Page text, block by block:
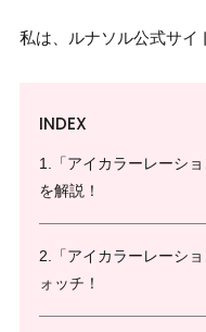
私は、 ルナソル公式サイ
INDEX
1.「アイカラーレーシ
を解説！
2.「アイカラーレーシ
ォッチ！